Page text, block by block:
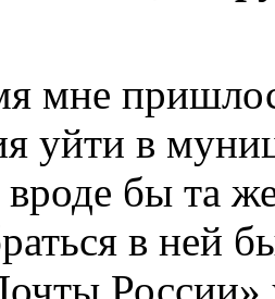
мне
уйти в
бы та
в ней